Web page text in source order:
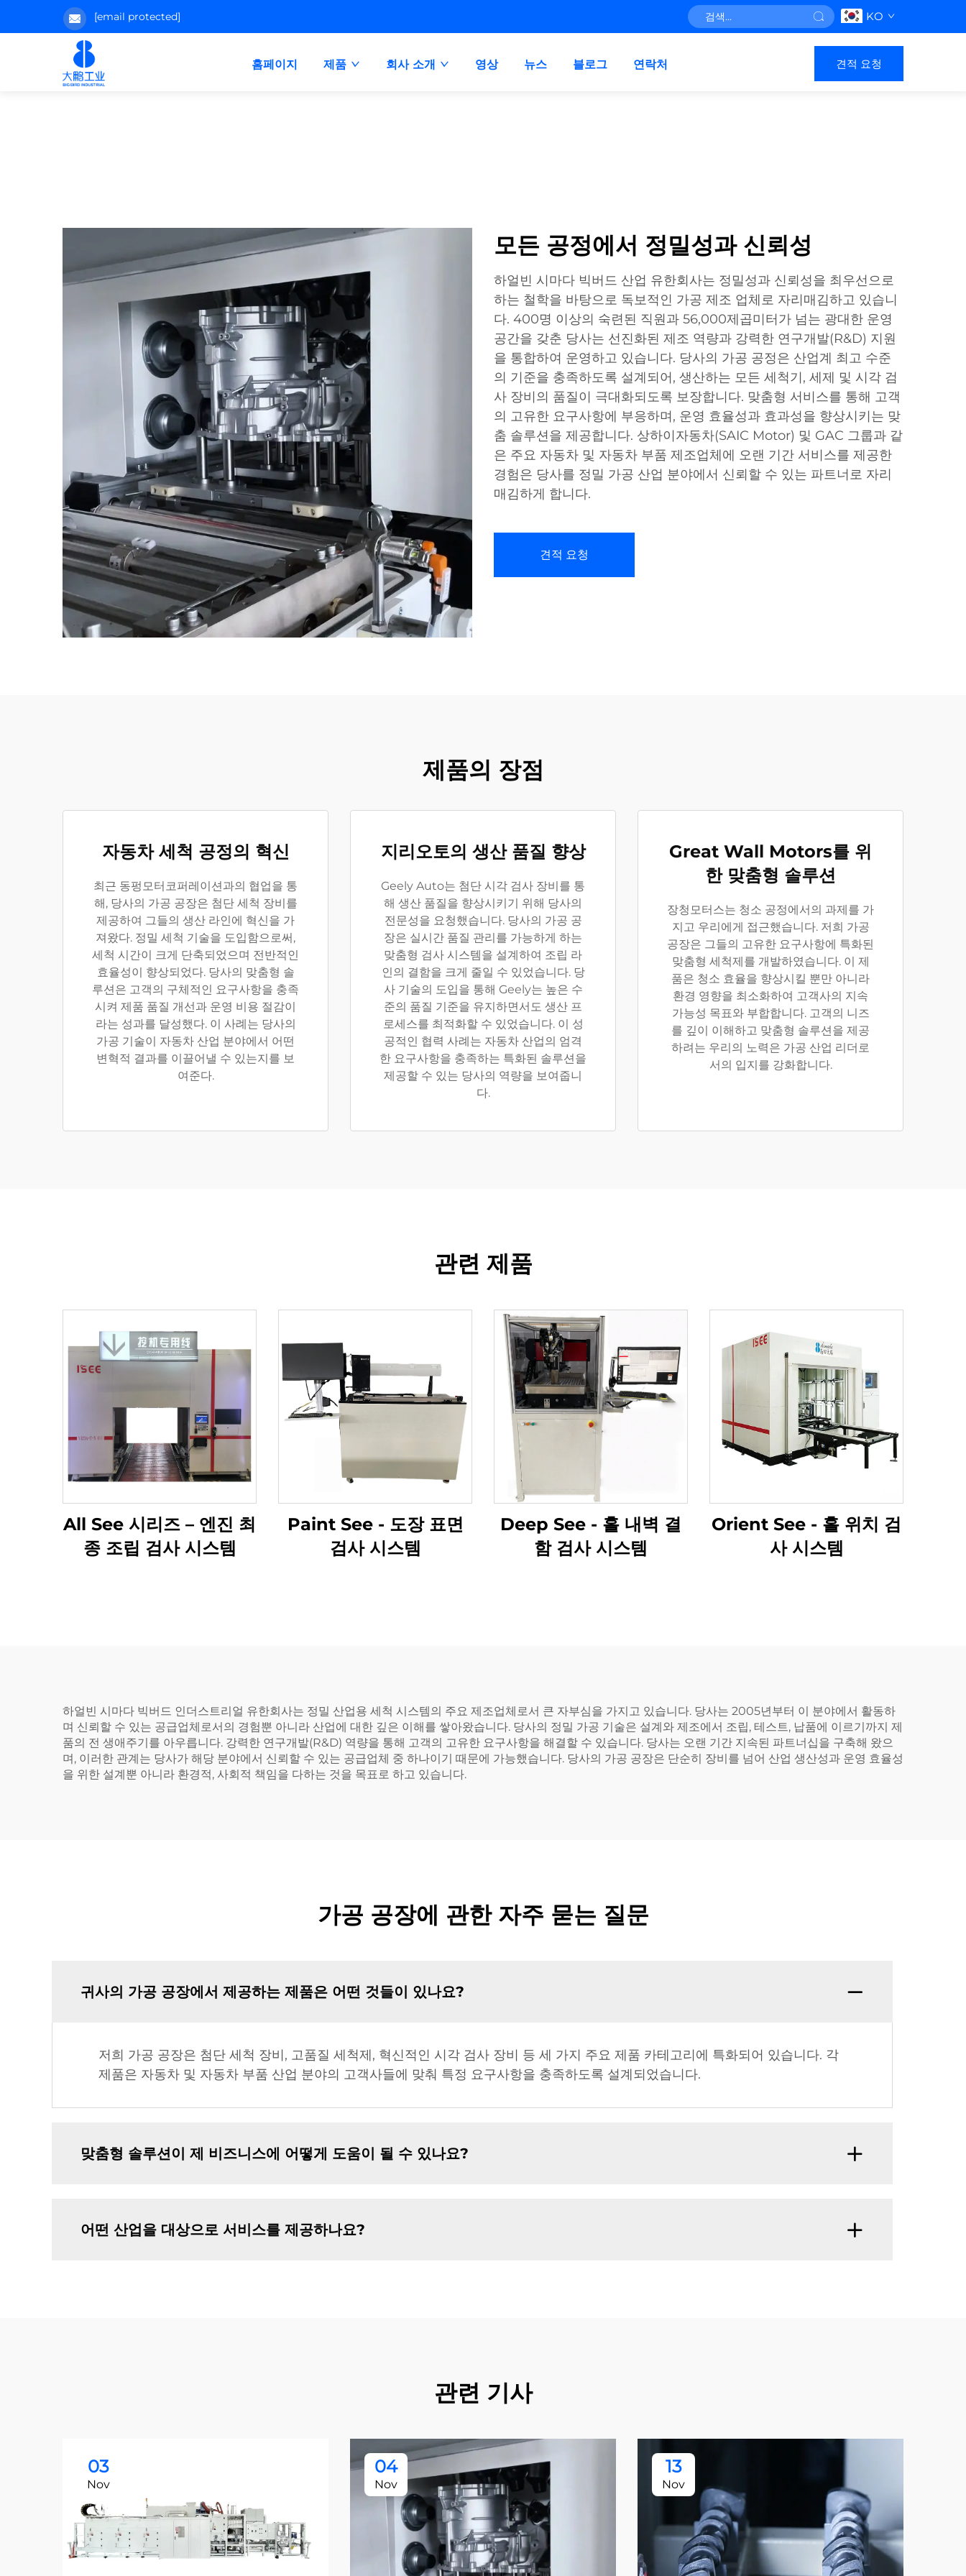
[email protected] KO
홈페이지 제품 회사 소개 영상 뉴스 블로그 연락처 견적 요청
모든 공정에서 정밀성과 신뢰성
하얼빈 시마다 빅버드 산업 유한회사는 정밀성과 신뢰성을 최우선으로
하는 철학을 바탕으로 독보적인 가공 제조 업체로 자리매김하고 있습니
다. 400명 이상의 숙련된 직원과 56,000제곱미터가 넘는 광대한 운영
공간을 갖춘 당사는 선진화된 제조 역량과 강력한 연구개발(R&D) 지원
을 통합하여 운영하고 있습니다. 당사의 가공 공정은 산업계 최고 수준
의 기준을 충족하도록 설계되어, 생산하는 모든 세척기, 세제 및 시각 검
사 장비의 품질이 극대화되도록 보장합니다. 맞춤형 서비스를 통해 고객
의 고유한 요구사항에 부응하며, 운영 효율성과 효과성을 향상시키는 맞
춤 솔루션을 제공합니다. 상하이자동차(SAIC Motor) 및 GAC 그룹과 같
은 주요 자동차 및 자동차 부품 제조업체에 오랜 기간 서비스를 제공한
경험은 당사를 정밀 가공 산업 분야에서 신뢰할 수 있는 파트너로 자리
매김하게 합니다.
견적 요청
제품의 장점
자동차 세척 공정의 혁신
최근 동펑모터코퍼레이션과의 협업을 통
해, 당사의 가공 공장은 첨단 세척 장비를
제공하여 그들의 생산 라인에 혁신을 가
져왔다. 정밀 세척 기술을 도입함으로써,
세척 시간이 크게 단축되었으며 전반적인
효율성이 향상되었다. 당사의 맞춤형 솔
루션은 고객의 구체적인 요구사항을 충족
시켜 제품 품질 개선과 운영 비용 절감이
라는 성과를 달성했다. 이 사례는 당사의
가공 기술이 자동차 산업 분야에서 어떤
변혁적 결과를 이끌어낼 수 있는지를 보
여준다.
지리오토의 생산 품질 향상
Geely Auto는 첨단 시각 검사 장비를 통
해 생산 품질을 향상시키기 위해 당사의
전문성을 요청했습니다. 당사의 가공 공
장은 실시간 품질 관리를 가능하게 하는
맞춤형 검사 시스템을 설계하여 조립 라
인의 결함을 크게 줄일 수 있었습니다. 당
사 기술의 도입을 통해 Geely는 높은 수
준의 품질 기준을 유지하면서도 생산 프
로세스를 최적화할 수 있었습니다. 이 성
공적인 협력 사례는 자동차 산업의 엄격
한 요구사항을 충족하는 특화된 솔루션을
제공할 수 있는 당사의 역량을 보여줍니
다.
Great Wall Motors를 위
한 맞춤형 솔루션
장청모터스는 청소 공정에서의 과제를 가
지고 우리에게 접근했습니다. 저희 가공
공장은 그들의 고유한 요구사항에 특화된
맞춤형 세척제를 개발하였습니다. 이 제
품은 청소 효율을 향상시킬 뿐만 아니라
환경 영향을 최소화하여 고객사의 지속
가능성 목표와 부합합니다. 고객의 니즈
를 깊이 이해하고 맞춤형 솔루션을 제공
하려는 우리의 노력은 가공 산업 리더로
서의 입지를 강화합니다.
관련 제품
All See 시리즈 – 엔진 최
종 조립 검사 시스템
Paint See - 도장 표면
검사 시스템
Deep See - 홀 내벽 결
함 검사 시스템
Orient See - 홀 위치 검
사 시스템
하얼빈 시마다 빅버드 인더스트리얼 유한회사는 정밀 산업용 세척 시스템의 주요 제조업체로서 큰 자부심을 가지고 있습니다. 당사는 2005년부터 이 분야에서 활동하
며 신뢰할 수 있는 공급업체로서의 경험뿐 아니라 산업에 대한 깊은 이해를 쌓아왔습니다. 당사의 정밀 가공 기술은 설계와 제조에서 조립, 테스트, 납품에 이르기까지 제
품의 전 생애주기를 아우릅니다. 강력한 연구개발(R&D) 역량을 통해 고객의 고유한 요구사항을 해결할 수 있습니다. 당사는 오랜 기간 지속된 파트너십을 구축해 왔으
며, 이러한 관계는 당사가 해당 분야에서 신뢰할 수 있는 공급업체 중 하나이기 때문에 가능했습니다. 당사의 가공 공장은 단순히 장비를 넘어 산업 생산성과 운영 효율성
을 위한 설계뿐 아니라 환경적, 사회적 책임을 다하는 것을 목표로 하고 있습니다.
가공 공장에 관한 자주 묻는 질문
귀사의 가공 공장에서 제공하는 제품은 어떤 것들이 있나요?
저희 가공 공장은 첨단 세척 장비, 고품질 세척제, 혁신적인 시각 검사 장비 등 세 가지 주요 제품 카테고리에 특화되어 있습니다. 각
제품은 자동차 및 자동차 부품 산업 분야의 고객사들에 맞춰 특정 요구사항을 충족하도록 설계되었습니다.
맞춤형 솔루션이 제 비즈니스에 어떻게 도움이 될 수 있나요?
어떤 산업을 대상으로 서비스를 제공하나요?
관련 기사
03
Nov
04
Nov
13
Nov